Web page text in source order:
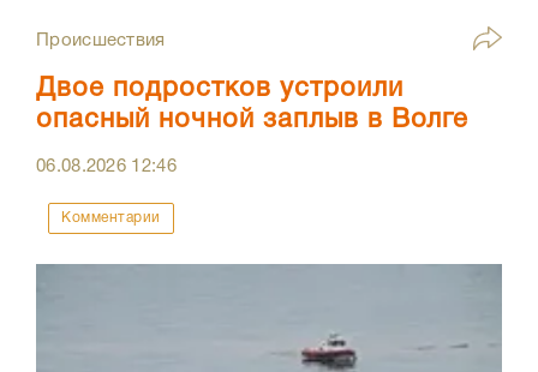
Происшествия
Двое подростков устроили
опасный ночной заплыв в Волге
06.08.2026 12:46
Комментарии